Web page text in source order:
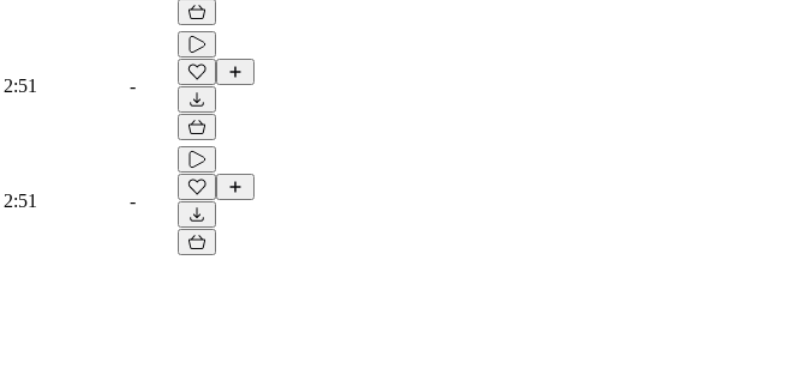
2:51 -
2:51 -